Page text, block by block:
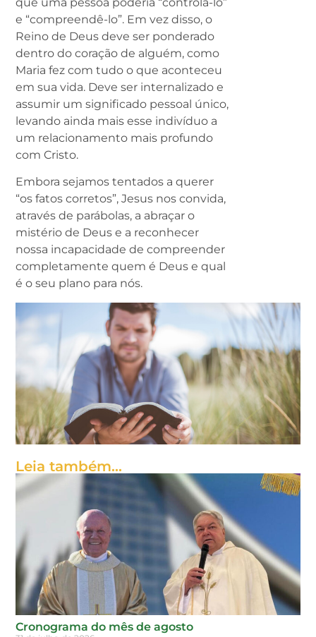
e “compreendê-lo”. Em vez disso, o
Reino de Deus deve ser ponderado
dentro do coração de alguém, como
Maria fez com tudo o que aconteceu
em sua vida. Deve ser internalizado e
assumir um significado pessoal único,
levando ainda mais esse indivíduo a
um relacionamento mais profundo
com Cristo.
Embora sejamos tentados a querer
“os fatos corretos”, Jesus nos convida,
através de parábolas, a abraçar o
mistério de Deus e a reconhecer
nossa incapacidade de compreender
completamente quem é Deus e qual
é o seu plano para nós.
Leia também...
Cronograma do mês de agosto